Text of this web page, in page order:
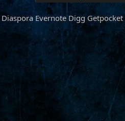
Diaspora Evernote Digg Getpocket
Ссылка